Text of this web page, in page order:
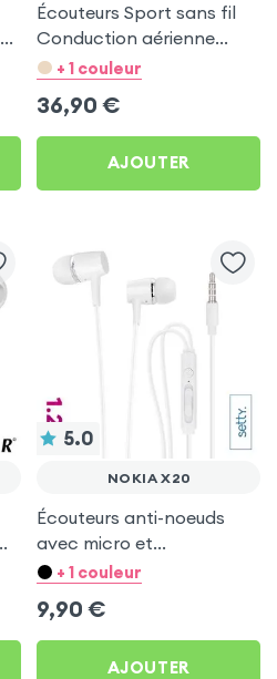
Écouteurs Sport sans fil
Conduction aérienne
Swissten Run Noir pour
+ 1 couleur
36,90 €
AJOUTER
5.0
NOKIA X20
Écouteurs anti-noeuds
avec micro et
télécommande - prise
Nokia X20
+ 1 couleur
9,90 €
AJOUTER